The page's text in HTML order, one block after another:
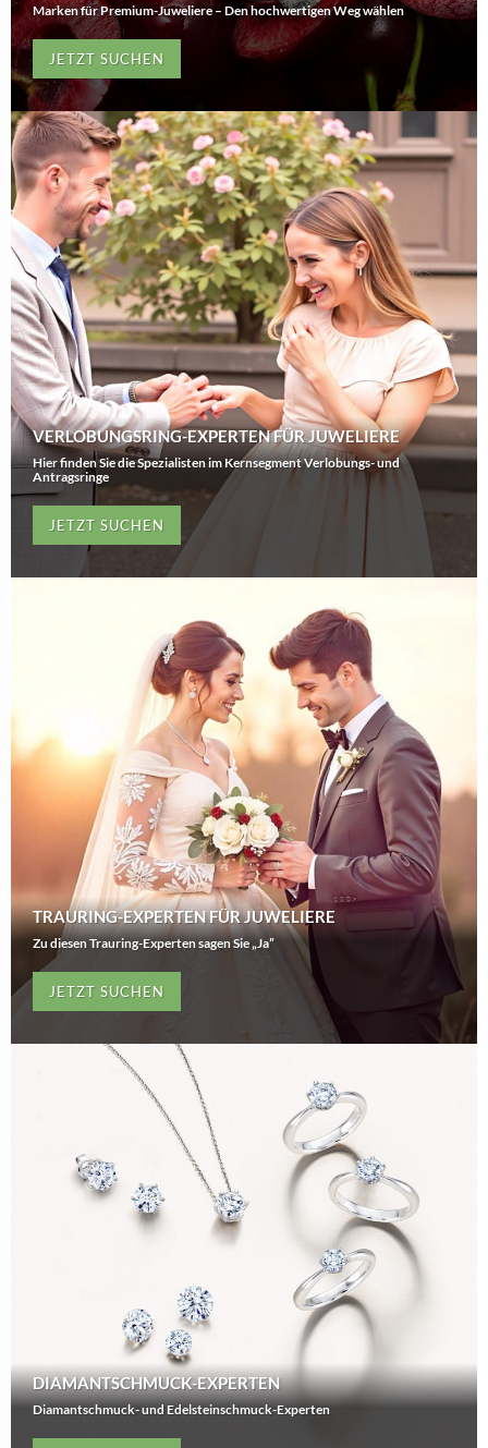
Marken für Premium-Juweliere – Den hochwertigen Weg wählen
JETZT SUCHEN
VERLOBUNGSRING-EXPERTEN FÜR JUWELIERE
Hier finden Sie die Spezialisten im Kernsegment Verlobungs- und
Antragsringe
JETZT SUCHEN
TRAURING-EXPERTEN FÜR JUWELIERE
Zu diesen Trauring-Experten sagen Sie „Ja”
JETZT SUCHEN
DIAMANTSCHMUCK-EXPERTEN
Diamantschmuck- und Edelsteinschmuck-Experten